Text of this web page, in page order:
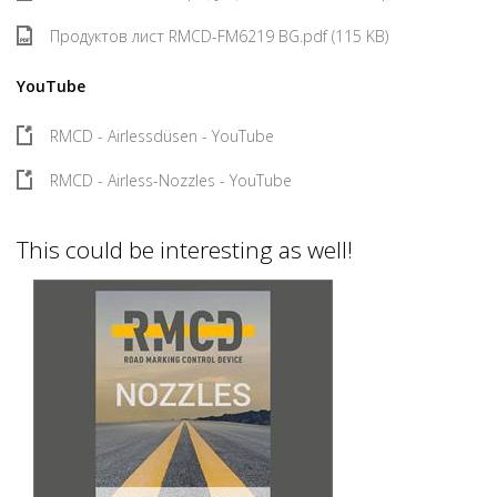
Продуктов лист RMCD-FM6219 BG.pdf (115 KB)
YouTube
RMCD - Airlessdüsen - YouTube
RMCD - Airless-Nozzles - YouTube
This could be interesting as well!